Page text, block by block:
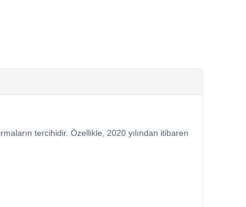
tercihidir. Özellikle, 2020 yılından itibaren